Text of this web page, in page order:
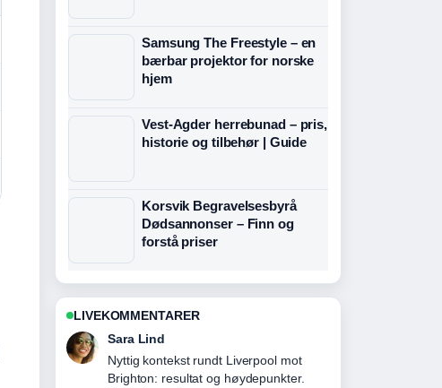
Samsung The Freestyle – en
bærbar projektor for norske
hjem
Vest-Agder herrebunad – pris,
historie og tilbehør | Guide
Korsvik Begravelsesbyrå
Dødsannonser – Finn og
forstå priser
LIVEKOMMENTARER
Ingrid Nilsen
Dekningen av 30 års gave: Alt du
trenger å... oppleves solid og lett a